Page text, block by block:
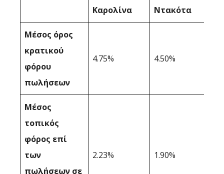
Καρολίνα
Ντακότα
Μέσος όρος
κρατικού
φόρου
πωλήσεων
4.75% 4.50%
Μέσος
τοπικός
φόρος επί
των
πωλήσεων σε
2.23% 1.90%